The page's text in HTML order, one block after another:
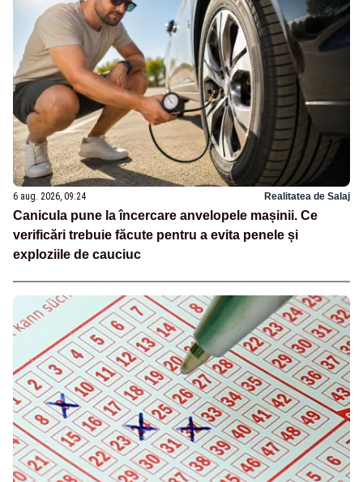
6 aug. 2026, 09:24 Realitatea de Salaj
Canicula pune la încercare anvelopele mașinii. Ce
verificări trebuie făcute pentru a evita penele și
exploziile de cauciuc